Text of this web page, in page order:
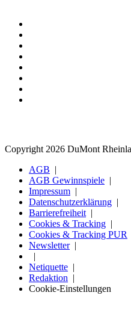
Copyright 2026 DuMont
AGB
AGB Gewinnspiele
Impressum
Datenschutzerklärung
Barrierefreiheit
Cookies & Tracking
Cookies & Tracking PUR
Newsletter
Netiquette
Redaktion
Cookie-Einstellungen